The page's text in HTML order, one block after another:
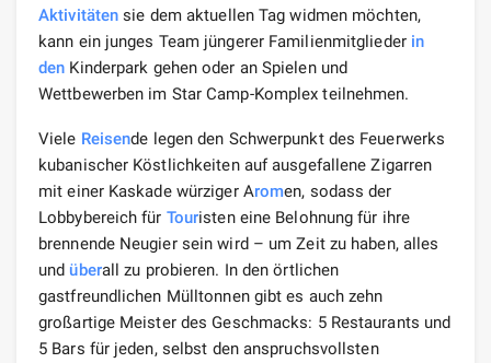
Aktivitäten sie dem aktuellen Tag widmen möchten,
kann ein junges Team jüngerer Familienmitglieder in
den Kinderpark gehen oder an Spielen und
Wettbewerben im Star Camp-Komplex teilnehmen.
Viele Reisende legen den Schwerpunkt des Feuerwerks
kubanischer Köstlichkeiten auf ausgefallene Zigarren
mit einer Kaskade würziger Aromen, sodass der
Lobbybereich für Touristen eine Belohnung für ihre
brennende Neugier sein wird – um Zeit zu haben, alles
undüberall zu probieren. In den örtlichen
gastfreundlichen Mülltonnen gibt es auch zehn
großartige Meister des Geschmacks: 5 Restaurants und
5 Bars für jeden, selbst den anspruchsvollsten